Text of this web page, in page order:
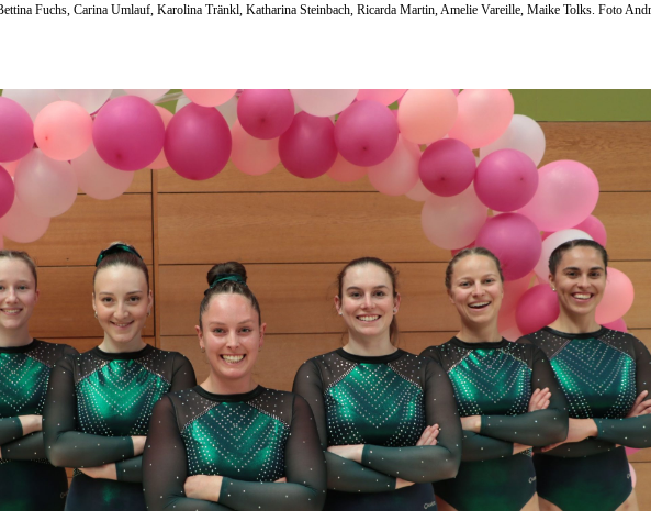
Fuchs, Carina Umlauf, Karolina Tränkl, Katharina Steinbach, Ricarda Martin, Amelie Vareille, Maike Tolks. Foto